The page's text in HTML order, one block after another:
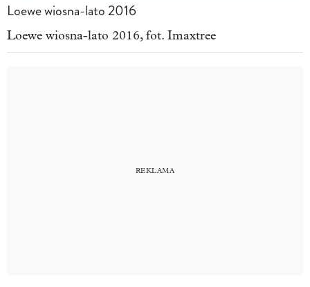
Loewe wiosna-lato 2016
Loewe wiosna-lato 2016, fot. Imaxtree